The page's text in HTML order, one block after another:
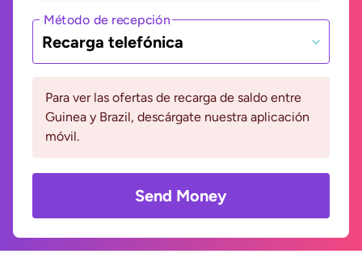
Método de recepción
Recarga telefónica
Para ver las ofertas de recarga de saldo entre
Guinea y Brazil, descárgate nuestra aplicación
móvil.
Send Money